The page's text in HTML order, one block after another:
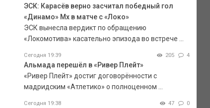
ЭСК: Карасёв верно засчитал победный гол
«Динамо» Мх в матче с «Локо»
ЭСК вынесла вердикт по обращению
«Локомотива» касательно эпизода во встрече ...
Сегодня 19:39 205 4
Альмада перешёл в «Ривер Плейт»
«Ривер Плейт» достиг договорённости с
мадридским «Атлетико» о полноценном ...
Сегодня 19:38 47 0